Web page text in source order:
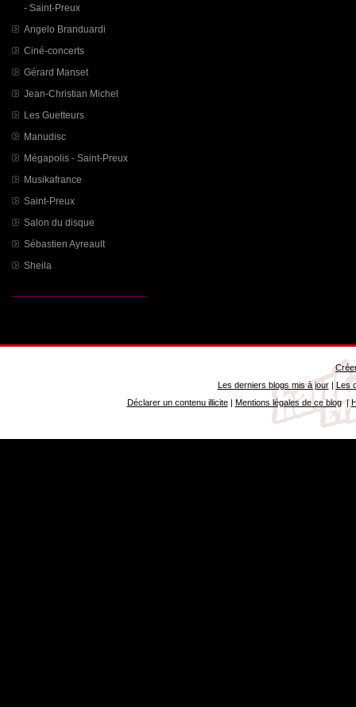
- Saint-Preux
Angelo Branduardi
Ciné-concerts
Gérard Manset
Jean-Christian Michel
Les Guetteurs
Manudisc
Mégapolis - Saint-Preux
Musikafrance
Saint-Preux
Salon du disque
Sébastien Ayreault
Sheila
Les derniers blogs mis à jour| Les
Déclarer un contenu illicite| Mentions légales de ce blog|